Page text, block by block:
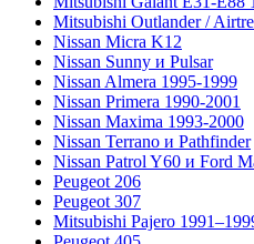
Mitsubishi Outlander /
Nissan Micra K12
Nissan Sunny и Pulsar
Nissan Almera 1995-1999
Nissan Primera 1990-2001
Nissan Maxima 1993-2000
Nissan Terrano и Pathfinder
Nissan Patrol Y60 и Ford
Peugeot 206
Peugeot 307
Mitsubishi Pajero